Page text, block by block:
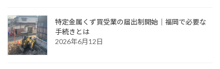
特定金属くず買受業の届出制開始｜福岡で必要な
手続きとは
2026年6月12日